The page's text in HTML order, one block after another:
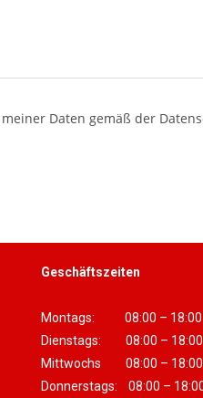
Daten gemäß der
Geschäftszeiten
Montags: 08:00 – 18:00
Dienstags: 08:00 – 18:00
Mittwochs 08:00 – 18:00
Donnerstags: 08:00 –